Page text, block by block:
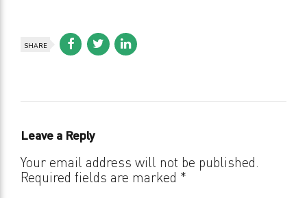
SHARE
Leave a Reply
Your email address will not be published.
Required fields are marked *